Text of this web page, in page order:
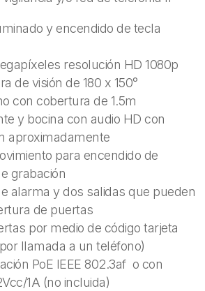
y encendido de tecla
resolución HD 1080p
de visión de 180 x 150°
con cobertura de 1.5m
y bocina con audio HD con
aproximadamente
para encendido de
grabación
alarma y dos salidas que pueden
de puertas
por medio de código tarjeta
llamada a un teléfono)
PoE IEEE 802.3af o con
1A (no incluida)